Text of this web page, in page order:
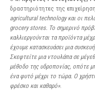
δραστηριότητες της
agricultural technology και οι
grocery stores. Το σημερινό
καλλιεργούνται τα προϊόντα
έχουμε κατασκευάσει μια
Σκεφτείτε μια ντουλάπα σε
μέθοδο της υδροπονίας, οπότε
ένα φυτό μέχρι το τώρα. Ο
φρέσκο και καθαρό».